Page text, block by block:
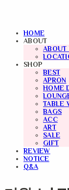
HOME
ABOUT
ABOUT
SHOP
BEST
APRON
HOME
TABLE
BAGS
ACC
ART
SALE
GIFT
REVIEW
NOTICE
Q&A